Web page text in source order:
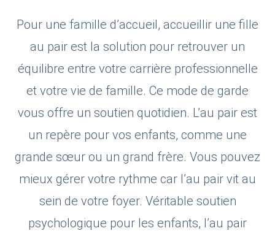
Pour une famille d’accueil, accueillir une fille
au pair est la solution pour retrouver un
équilibre entre votre carrière professionnelle
et votre vie de famille. Ce mode de garde
vous offre un soutien quotidien. L’au pair est
un repère pour vos enfants, comme une
grande sœur ou un grand frère. Vous pouvez
mieux gérer votre rythme car l’au pair vit au
sein de votre foyer. Véritable soutien
psychologique pour les enfants, l’au pair